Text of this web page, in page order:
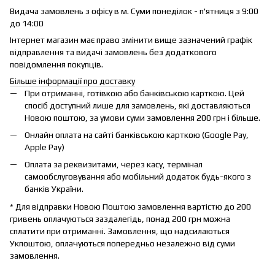
Видача замовлень з офісу в м. Суми понеділок - п'ятниця з 9:00
до 14:00
Інтернет магазин має право змінити вище зазначений графік
відправлення та видачі замовлень без додаткового
повідомлення покупців.
Більше інформації про доставку
При отриманні, готівкою або банківською карткою. Цей
спосіб доступний лише для замовлень, які доставляються
Новою поштою, за умови суми замовлення 200 грн і більше.
Онлайн оплата на сайті банківською карткою (Google Pay,
Apple Pay)
Оплата за реквизитами, через касу, термінал
самообслуговування або мобільний додаток будь-якого з
банків України.
* Для відправки Новою Поштою замовлення вартістю до 200
гривень оплачуються заздалегідь, понад 200 грн можна
сплатити при отриманні. Замовлення, що надсилаються
Укпоштою, оплачуються попередньо незалежно від суми
замовлення.